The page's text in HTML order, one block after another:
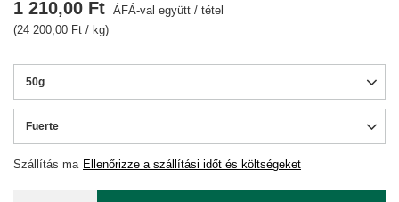
50g
Fuerte
Szállítás ma Ellenőrizze a szállítási időt és költségeket
1 210,00 Ft ÁFÁ-val együtt / tétel
(24 200,00 Ft / kg)